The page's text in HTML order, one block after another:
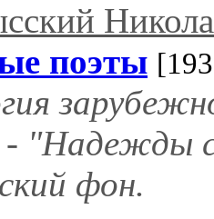
поэты
"Надежды
фон.